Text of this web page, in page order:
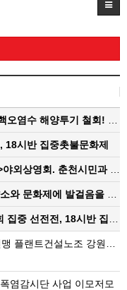
양투기 철회! 춘천시민대회
시반 집중촛불문화제
민과 함께하는 한여름밤의 영화산책
주신 모든 분들께 감사인사를 올립니다.
전, 18시반 집중 촛불문화제
트건설노조 강원충북지부
염감시단 사업 이모저모